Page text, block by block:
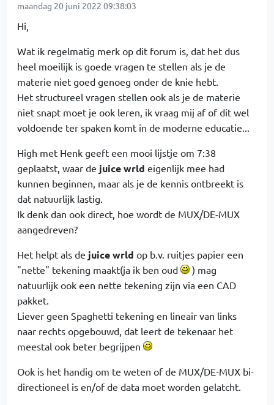
maandag 20 juni 2022 09:38:03
Hi,
Wat ik regelmatig merk op dit forum is, dat het dus
heel moeilijk is goede vragen te stellen als je de
materie niet goed genoeg onder de knie hebt.
Het structureel vragen stellen ook als je de materie
niet snapt moet je ook leren, ik vraag mij af of dit wel
voldoende ter spaken komt in de moderne educatie...
High met Henk geeft een mooi lijstje om 7:38
geplaatst, waar de juice wrld eigenlijk mee had
kunnen beginnen, maar als je de kennis ontbreekt is
dat natuurlijk lastig.
Ik denk dan ook direct, hoe wordt de MUX/DE-MUX
aangedreven?
Het helpt als de juice wrld op b.v. ruitjes papier een
"nette" tekening maakt(ja ik ben oud
) mag
natuurlijk ook een nette tekening zijn via een CAD
pakket.
Liever geen Spaghetti tekening en lineair van links
naar rechts opgebouwd, dat leert de tekenaar het
meestal ook beter begrijpen
Ook is het handig om te weten of de MUX/DE-MUX bi-
directioneel is en/of de data moet worden gelatcht.